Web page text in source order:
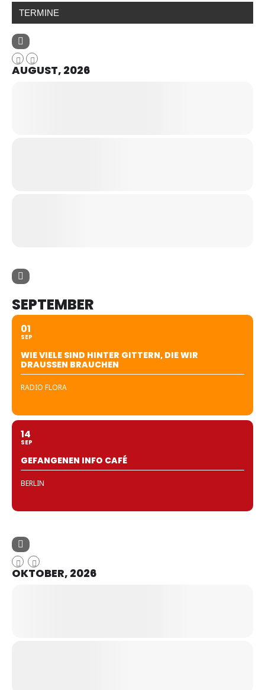
TERMINE
AUGUST, 2026
SEPTEMBER
01
SEP
WIE VIELE SIND HINTER GITTERN, DIE WIR
DRAUSSEN BRAUCHEN
RADIO FLORA
14
SEP
GEFANGENEN INFO CAFÉ
BERLIN
OKTOBER, 2026